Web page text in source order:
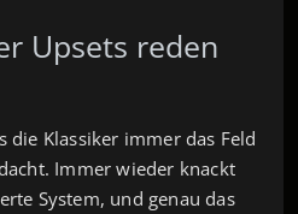
Upsets reden
die Klassiker immer das Feld
Immer wieder knackt
System, und genau das